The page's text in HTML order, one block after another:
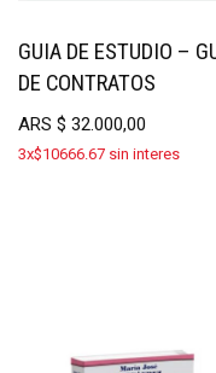
GUIA DE ESTUDIO –
DE CONTRATOS
ARS $ 32.000,00
3x$10666.67 sin interes